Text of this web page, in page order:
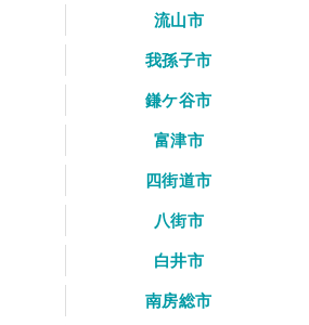
流山市
我孫子市
鎌ケ谷市
富津市
四街道市
八街市
白井市
南房総市